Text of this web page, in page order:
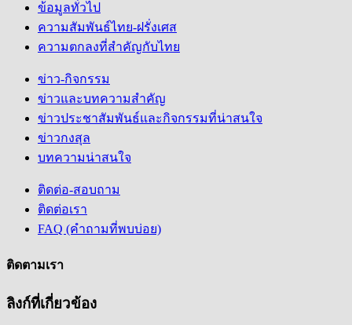
ข้อมูลทั่วไป
ความสัมพันธ์ไทย-ฝรั่งเศส
ความตกลงที่สำคัญกับไทย
ข่าว-กิจกรรม
ข่าวและบทความสำคัญ
ข่าวประชาสัมพันธ์และกิจกรรมที่น่าสนใจ
ข่าวกงสุล
บทความน่าสนใจ
ติดต่อ-สอบถาม
ติดต่อเรา
FAQ (คำถามที่พบบ่อย)
ติดตามเรา
ลิงก์ที่เกี่ยวข้อง